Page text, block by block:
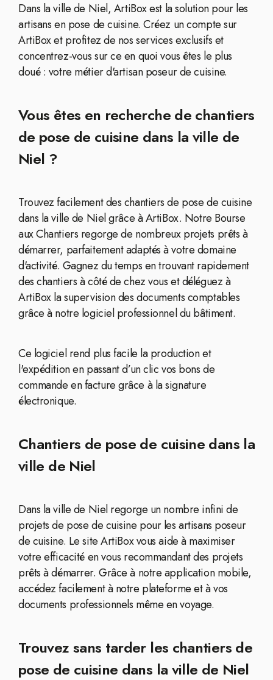
Dans la ville de Niel, ArtiBox est la solution pour les
artisans en pose de cuisine. Créez un compte sur
ArtiBox et profitez de nos services exclusifs et
concentrez-vous sur ce en quoi vous êtes le plus
doué : votre métier d'artisan poseur de cuisine.
Vous êtes en recherche de chantiers
de pose de cuisine dans la ville de
Niel ?
Trouvez facilement des chantiers de pose de cuisine
dans la ville de Niel grâce à ArtiBox. Notre Bourse
aux Chantiers regorge de nombreux projets prêts à
démarrer, parfaitement adaptés à votre domaine
d'activité. Gagnez du temps en trouvant rapidement
des chantiers à côté de chez vous et déléguez à
ArtiBox la supervision des documents comptables
grâce à notre logiciel professionnel du bâtiment.
Ce logiciel rend plus facile la production et
l'expédition en passant d’un clic vos bons de
commande en facture grâce à la signature
électronique.
Chantiers de pose de cuisine dans la
ville de Niel
Dans la ville de Niel regorge un nombre infini de
projets de pose de cuisine pour les artisans poseur
de cuisine. Le site ArtiBox vous aide à maximiser
votre efficacité en vous recommandant des projets
prêts à démarrer. Grâce à notre application mobile,
accédez facilement à notre plateforme et à vos
documents professionnels même en voyage.
Trouvez sans tarder les chantiers de
pose de cuisine dans la ville de Niel